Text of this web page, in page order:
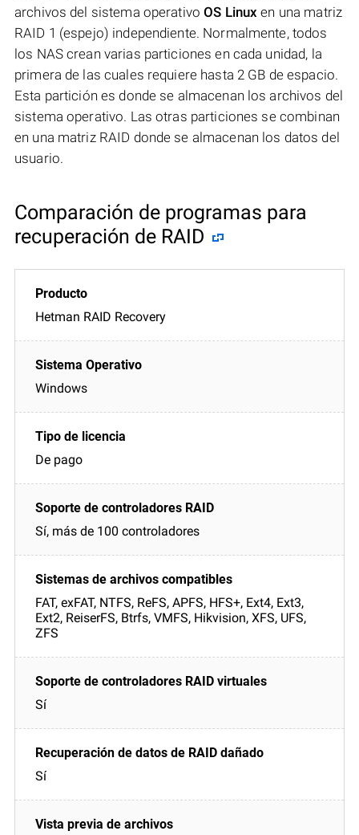
archivos del sistema operativoOS Linux en una matriz
RAID 1 (espejo) independiente. Normalmente, todos
los NAS crean varias particiones en cada unidad, la
primera de las cuales requiere hasta 2 GB de espacio.
Esta partición es donde se almacenan los archivos del
sistema operativo. Las otras particiones se combinan
en una matriz RAID donde se almacenan los datos del
usuario.
Comparación de programas para
recuperación de RAID
Hetman RAID Recovery
Windows
De pago
Sí, más de 100 controladores
FAT, exFAT, NTFS, ReFS, APFS, HFS+, Ext4, Ext3,
Ext2, ReiserFS, Btrfs, VMFS, Hikvision, XFS, UFS,
ZFS
Sí
Sí